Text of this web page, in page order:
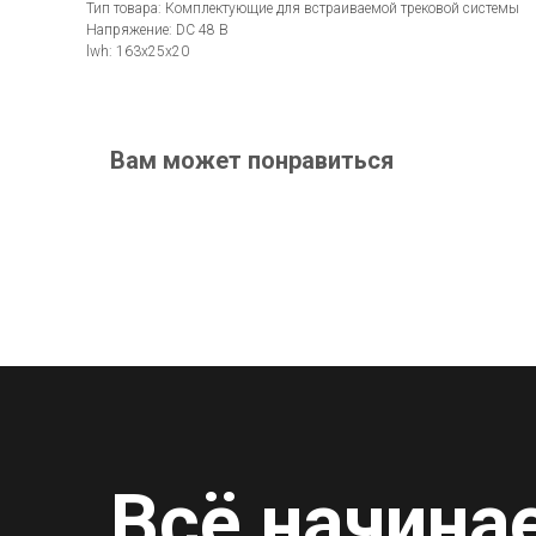
Тип товара: Комплектующие для встраиваемой трековой системы
Напряжение: DC 48 В
lwh: 163x25x20
Вам может понравиться